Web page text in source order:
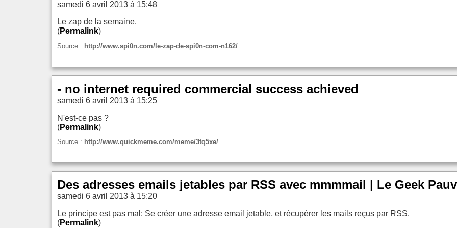
samedi 6 avril 2013 à 15:48
Le zap de la semaine.
(Permalink)
Source : http://www.spi0n.com/le-zap-de-spi0n-com-n162/
- no internet required commercial success achieved
samedi 6 avril 2013 à 15:25
N'est-ce pas ?
(Permalink)
Source : http://www.quickmeme.com/meme/3tq5xe/
Des adresses emails jetables par RSS avec mmmmail | Le Geek
samedi 6 avril 2013 à 15:20
Le principe est pas mal: Se créer une adresse email jetable, et récupérer les mails reçus par RSS.
(Permalink)